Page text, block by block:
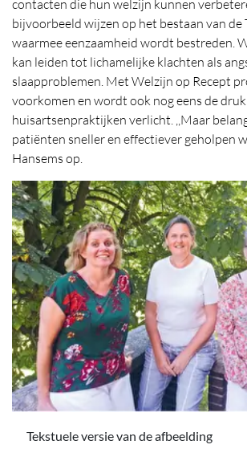
contacten die hun welzijn kunnen
bijvoorbeeld wijzen op het bestaan van de
waarmee eenzaamheid wordt bestreden.
kan leiden tot lichamelijke klachten als
slaapproblemen. Met Welzijn op Recept
voorkomen en wordt ook nog eens de
huisartsenpraktijken verlicht. ,,Maar
patiënten sneller en effectiever geholpen
Hansems op.
Tekstuele versie van de afbeelding